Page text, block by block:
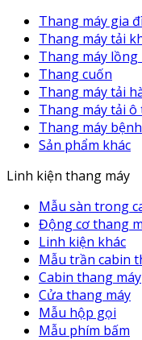
Thang máy gia
Thang máy tải
Thang máy lồng
Thang cuốn
Thang máy tải
Thang máy tải ô
Thang máy
Sản phẩm khác
Linh kiện thang máy
Mẫu sàn trong
Động cơ thang
Linh kiện khác
Mẫu trần cabin
Cabin thang máy
Cửa thang máy
Mẫu hộp gọi
Mẫu phím bấm